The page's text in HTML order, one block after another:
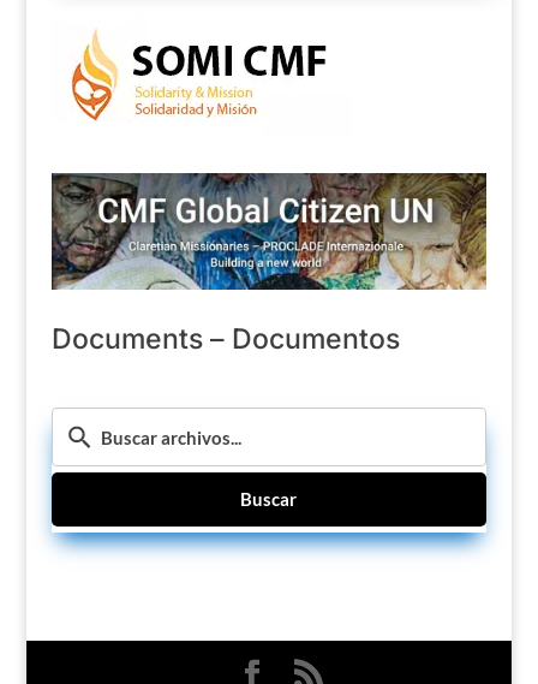
Documents – Documentos
Buscar